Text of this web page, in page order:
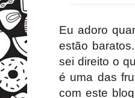
Eu adoro
estão
sei direito o
é uma das
com este